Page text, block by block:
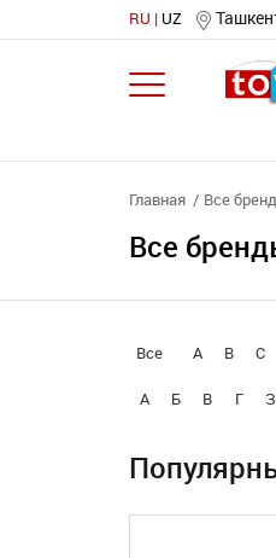
RU UZ
Главная Все
Все
Все A B C
А Б В Г З